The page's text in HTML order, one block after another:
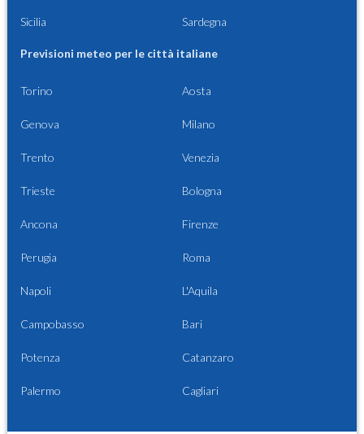
Sicilia Sardegna
Previsioni meteo per le città italiane
Torino Aosta
Genova Milano
Trento Venezia
Trieste Bologna
Ancona Firenze
Perugia Roma
Napoli L'Aquila
Campobasso Bari
Potenza Catanzaro
Palermo Cagliari